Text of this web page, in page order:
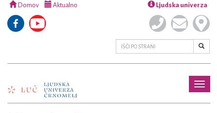
Domov Aktualno Ljudska univerza